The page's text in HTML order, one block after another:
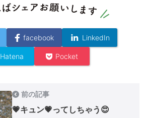
facebook LinkedIn
Hatena Pocket
前の記事
💗キュン💗ってしちゃう😍